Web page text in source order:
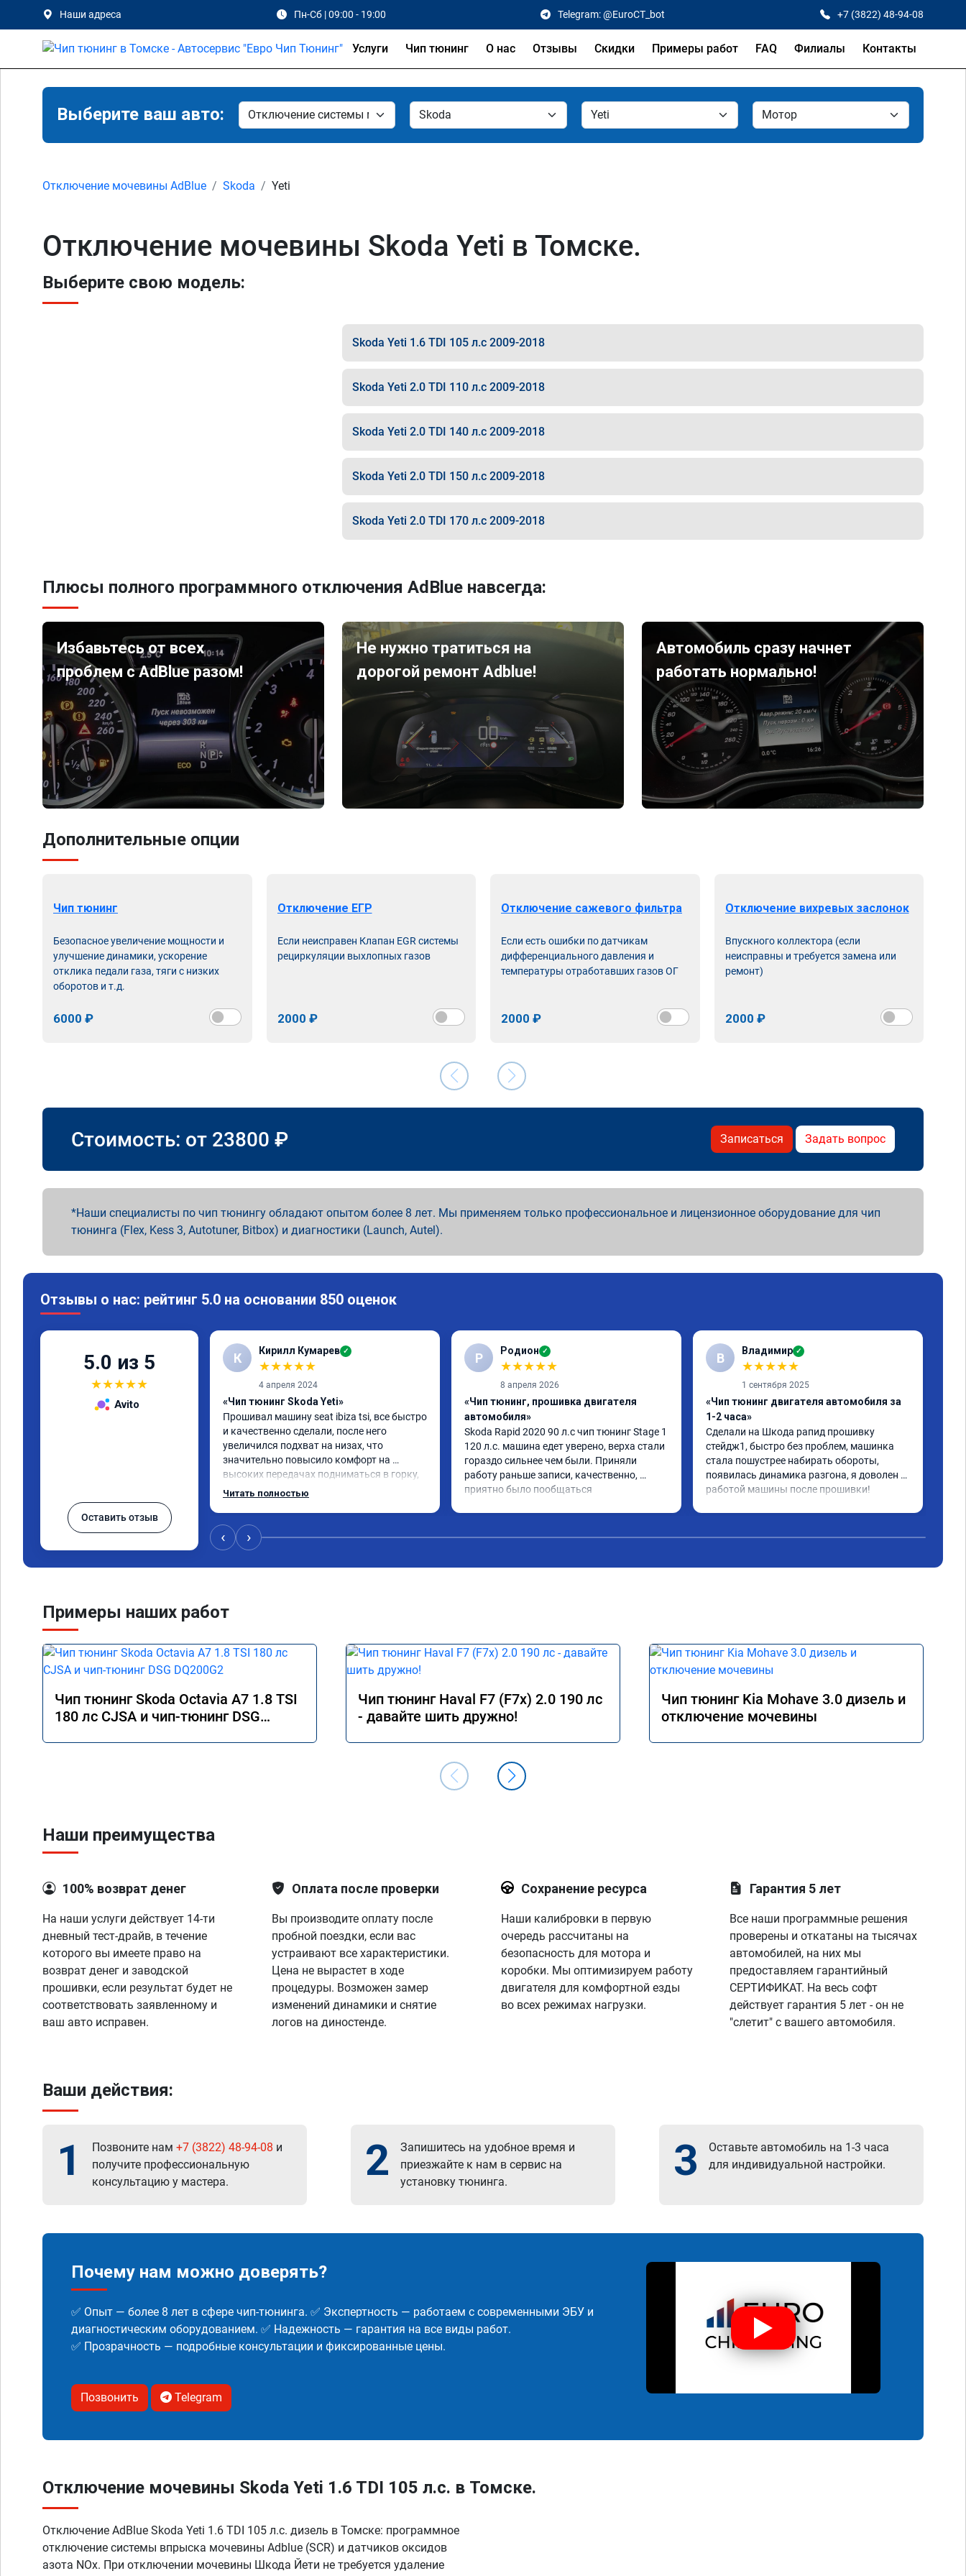
Наши адреса Пн-Сб | 09:00 - 19:00 Telegram: @EuroCT_bot +7 (3822) 48-94-08
Услуги Чип тюнинг О нас Отзывы Скидки Примеры работ FAQ Филиалы Контакты
Выберите ваш авто:
Отключение мочевины AdBlue Skoda Yeti
Отключение мочевины Skoda Yeti в Томске.
Выберите свою модель:
Skoda Yeti 1.6 TDI 105 л.с 2009-2018
Skoda Yeti 2.0 TDI 110 л.с 2009-2018
Skoda Yeti 2.0 TDI 140 л.с 2009-2018
Skoda Yeti 2.0 TDI 150 л.с 2009-2018
Skoda Yeti 2.0 TDI 170 л.с 2009-2018
Плюсы полного программного отключения AdBlue навсегда:
Избавьтесь от всех
проблем с AdBlue разом!
Не нужно тратиться на
дорогой ремонт Adblue!
Автомобиль сразу начнет
работать нормально!
Дополнительные опции
Чип тюнинг
Безопасное увеличение мощности и
улучшение динамики, ускорение
отклика педали газа, тяги с низких
оборотов и т.д.
6000 ₽
Отключение ЕГР
Если неисправен Клапан EGR системы
рециркуляции выхлопных газов
2000 ₽
Отключение сажевого фильтра
Если есть ошибки по датчикам
дифференциального давления и
температуры отработавших газов ОГ
2000 ₽
Отключение вихревых заслонок
Впускного коллектора (если
неисправны и требуется замена или
ремонт)
2000 ₽
Стоимость: от 23800 ₽ Записаться Задать вопрос
Наши специалисты по чип тюнингу обладают опытом более 8 лет. Мы применяем только профессиональное и лицензионное оборудование для чип
тюнинга (Flex, Kess 3, Autotuner, Bitbox) и диагностики (Launch, Autel).
Отзывы о нас: рейтинг 5.0 на основании 850 оценок
5.0 из 5
★★★★★
Avito
Оставить отзыв
К Кирилл Кумарев ✓
★★★★★
4 апреля 2024
«Чип тюнинг Skoda Yeti»
Прошивал машину seat ibiza tsi, все быстро
и качественно сделали, после него
увеличился подхват на низах, что
значительно повысило комфорт на
высоких передачах подниматься в горку,
услуга однозначно стоит своих денег.
Читать полностью
Р Родион ✓
★★★★★
8 апреля 2026
«Чип тюнинг, прошивка двигателя
автомобиля»
Skoda Rapid 2020 90 л.с чип тюнинг Stage 1
120 л.с. машина едет уверено, верха стали
гораздо сильнее чем были. Приняли
работу раньше записи, качественно,
приятно было пообщаться
В Владимир ✓
★★★★★
1 сентября 2025
«Чип тюнинг двигателя автомобиля за
1-2 часа»
Сделали на Шкода рапид прошивку
стейдж1, быстро без проблем, машинка
стала пошустрее набирать обороты,
появилась динамика разгона, я доволен
работой машины после прошивки!
‹ ›
Примеры наших работ
Чип тюнинг Skoda Octavia A7 1.8 TSI
180 лс CJSA и чип-тюнинг DSG
Чип тюнинг Haval F7 (F7x) 2.0 190 лс
- давайте шить дружно!
Чип тюнинг Kia Mohave 3.0 дизель и
отключение мочевины
Наши преимущества
100% возврат денег
На наши услуги действует 14-ти
дневный тест-драйв, в течение
которого вы имеете право на
возврат денег и заводской
прошивки, если результат будет не
соответствовать заявленному и
ваш авто исправен.
Оплата после проверки
Вы производите оплату после
пробной поездки, если вас
устраивают все характеристики.
Цена не вырастет в ходе
процедуры. Возможен замер
изменений динамики и снятие
логов на диностенде.
Сохранение ресурса
Наши калибровки в первую
очередь рассчитаны на
безопасность для мотора и
коробки. Мы оптимизируем работу
двигателя для комфортной езды
во всех режимах нагрузки.
Гарантия 5 лет
Все наши программные решения
проверены и откатаны на тысячах
автомобилей, на них мы
предоставляем гарантийный
СЕРТИФИКАТ. На весь софт
действует гарантия 5 лет - он не
"слетит" с вашего автомобиля.
Ваши действия:
1 Позвоните нам +7 (3822) 48-94-08 и
получите профессиональную
консультацию у мастера.
2
Запишитесь на удобное время и
приезжайте к нам в сервис на
установку тюнинга.
3
Оставьте автомобиль на 1-3 часа
для индивидуальной настройки.
Почему нам можно доверять?
✅ Опыт — более 8 лет в сфере чип-тюнинга. ✅ Экспертность — работаем с современными ЭБУ и
диагностическим оборудованием. ✅ Надежность — гарантия на все виды работ.
✅ Прозрачность — подробные консультации и фиксированные цены.
Позвонить Telegram
Отключение мочевины Skoda Yeti 1.6 TDI 105 л.с. в Томске.
Отключение AdBlue Skoda Yeti 1.6 TDI 105 л.с. дизель в Томске: программное
отключение системы впрыска мочевины Adblue (SCR) и датчиков оксидов
азота NOx. При отключении мочевины Шкода Йети не требуется удаление